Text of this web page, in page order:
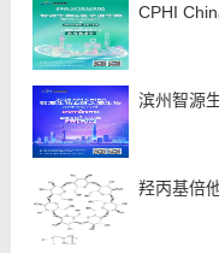
CPHI
滨州智源
羟丙基倍